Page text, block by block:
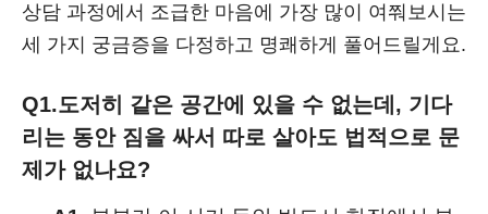
상담 과정에서 조급한 마음에 가장 많이 여쭤보시는
세 가지 궁금증을 다정하고 명쾌하게 풀어드릴게요.
Q1.도저히 같은 공간에 있을 수 없는데, 기다
리는 동안 짐을 싸서 따로 살아도 법적으로 문
제가 없나요?